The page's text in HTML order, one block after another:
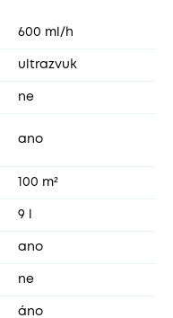
600 ml/h
ultrazvuk
ne
ano
100 m²
9 l
ano
ne
áno